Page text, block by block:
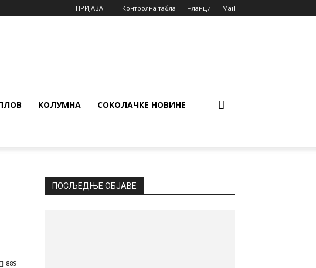
ПРИЈАВА Контролна табла Чланци Mail
КОЛУМНА СОКОЛАЧКЕ НОВИНЕ
889
ПОСЉЕДЊЕ ОБЈАВЕ